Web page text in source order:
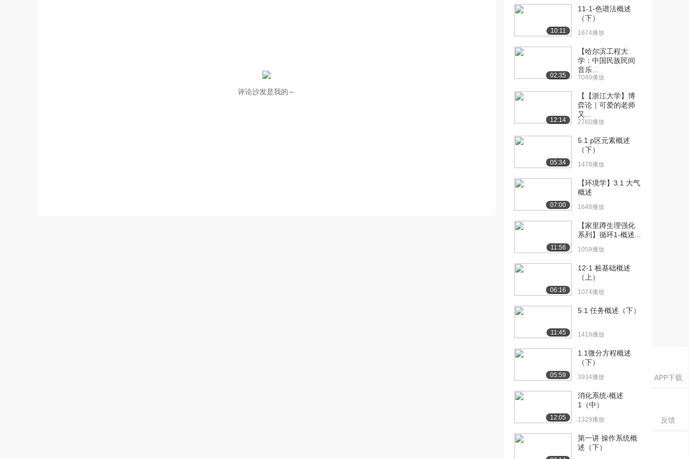
APP下载
反馈
评论沙发是我的～
[10] [2.1.1]--1.1为什么要
2344播放
[11] [2.2.1]--1.2创造性的
2223播放
06:42
[12] [2.2.1]--1.2创造性的
06:41
[13] [2.3.1]--1.3研究创造
08:51
[14] [2.3.1]--1.3研究创造
08:48
[15] [3.1.1]--2.1创造性心
11:59
[16] [3.1.1]--2.1创造性心
理...
12:04
理...
理...
概...
概...
10:11
11-1-色谱法概述
（下）
1674播放
02:35
【哈尔滨工程大
学：中国民族民间
音乐...
7040播放
12:14
【【浙江大学】博
弈论｜可爱的老师
又...
2760播放
05:34
5.1 p区元素概述
（下）
1478播放
07:00
【环境学】3.1 大气
概述
1648播放
11:56
【家里蹲生理强化
系列】循环1-概述...
1059播放
06:16
12-1 桩基础概述
（上）
1074播放
11:45
5.1 任务概述（下）
1418播放
05:59
1.1微分方程概述
（下）
3934播放
12:05
消化系统-概述
1（中）
1329播放
第一讲 操作系统概
述（下）